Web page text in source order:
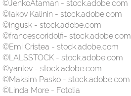
©JenkoAtaman - stock.adobe.com
©Iakov Kalinin - stock.adobe.com
©ingusk - stock.adobe.com
©francescoridolfi- stock.adobe.com
©Emi Cristea - stock.adobe.com
©LALSSTOCK - stock.adobe.com
©yanlev - stock.adobe.com
©Maksim Pasko - stock.adobe.com
©Linda More - Fotolia